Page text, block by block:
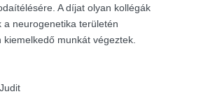
A díjat olyan kollégák
a neurogenetika területén
kiemelkedő munkát végeztek.